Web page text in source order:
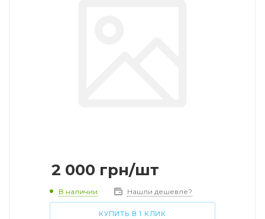
2 000 грн/шт
В наличии Нашли дешевле?
КУПИТЬ В 1 КЛИК